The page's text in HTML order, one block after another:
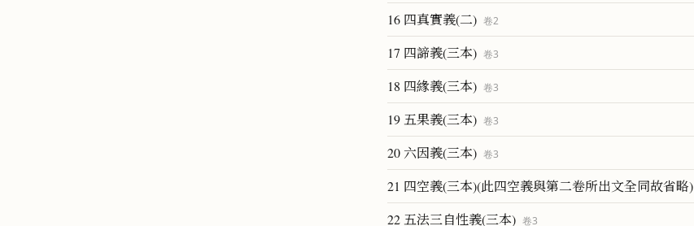
16 四真實義(二) 卷2
17 四諦義(三本) 卷3
18 四緣義(三本) 卷3
19 五果義(三本) 卷3
20 六因義(三本) 卷3
21 四空義(三本)(此四空義與第二卷所出文全同故省略)
22 五法三自性義(三本) 卷3